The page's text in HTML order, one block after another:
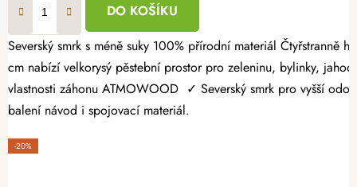
DO KOŠÍKU
Severský smrk s méně suky 100% přírodní materiál Čtyřstranně hoblovaný masiv Dopřejte si radost z vlastní úrody a vytvořte si zahrádku přesně podle svých představ. Dřevěný vyvýšený záhon 160 × 100 × 60
cm nabízí velkorysý pěstební prostor pro zeleninu, bylinky,
vlastnosti záhonu ATMOWOOD ✓ Severský smrk pro vyšší
balení návod i spojovací materiál.
-20%